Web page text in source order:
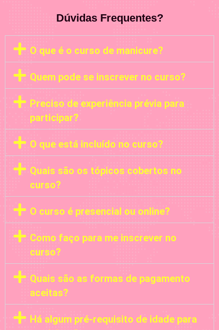
Dúvidas Frequentes?
O que é o curso de manicure?
Quem pode se inscrever no curso?
Preciso de experiência prévia para
participar?
O que está incluído no curso?
Quais são os tópicos cobertos no
curso?
O curso é presencial ou online?
Como faço para me inscrever no
curso?
Quais são as formas de pagamento
aceitas?
Há algum pré-requisito de idade para